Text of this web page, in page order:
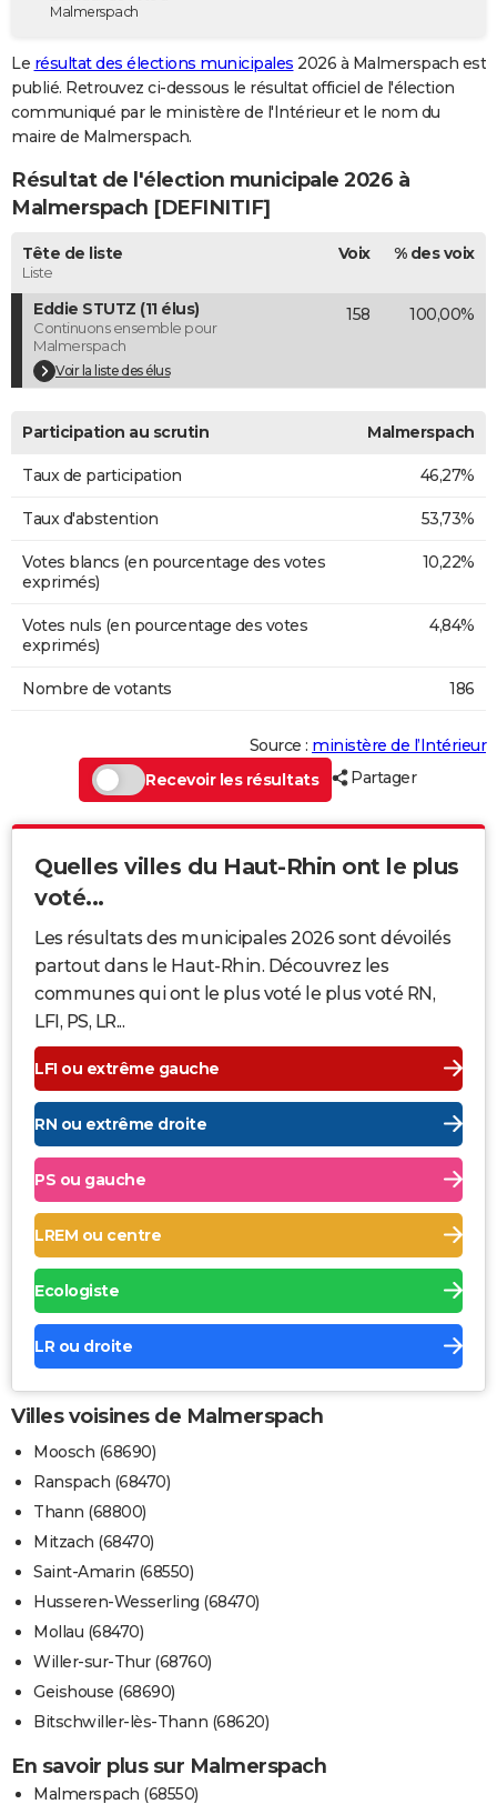
Destinations
City break
Voyage nature
Voyage de noces
Forum
GUIDES D'ACHAT
BONS PLANS
Carte de Noël
Carte Bonne année
Carte Saint-Valentin
Carte Pâques
Carte d'anniversaire
DICTIONNAIRE
Dictionnaire
Biographies
Citations
Expressions
Proverbes
PROGRAMME TV
COPAINS D'AVANT
S'inscrire
Se connecter
Lycées
Collèges
Primaires
Universités
Entreprises
Service militaire
Avis de recherche
AVIS DE DÉCÈS
FORUM
Bricolage
Lifestyle
Culture
Sport
Auto
Television
Voyage
Cinema
Malmerspach
Le résultat des élections municipales 2026 à Malmerspach est
publié. Retrouvez ci-dessous le résultat officiel de l'élection
communiqué par le ministère de l'Intérieur et le nom du
maire de Malmerspach.
Résultat de l'élection municipale 2026 à
Malmerspach [DEFINITIF]
Tête de liste
Liste
Voix % des voix
Eddie STUTZ (11 élus)
Continuons ensemble pour
Malmerspach
Voir la liste des élus
158 100,00%
Participation au scrutin Malmerspach
Taux de participation 46,27%
Taux d'abstention 53,73%
Votes blancs (en pourcentage des votes
exprimés)
10,22%
Votes nuls (en pourcentage des votes
exprimés)
4,84%
Nombre de votants 186
Source : ministère de l’Intérieur
Recevoir les résultats
Partager
Quelles villes du Haut-Rhin ont le plus
voté...
Les résultats des municipales 2026 sont dévoilés
partout dans le Haut-Rhin. Découvrez les
communes qui ont le plus voté le plus voté RN,
LFI, PS, LR...
LFI ou extrême gauche
RN ou extrême droite
PS ou gauche
LREM ou centre
Ecologiste
LR ou droite
Villes voisines de Malmerspach
Moosch (68690)
Ranspach (68470)
Thann (68800)
Mitzach (68470)
Saint-Amarin (68550)
Husseren-Wesserling (68470)
Mollau (68470)
Willer-sur-Thur (68760)
Geishouse (68690)
Bitschwiller-lès-Thann (68620)
En savoir plus sur Malmerspach
Malmerspach (68550)